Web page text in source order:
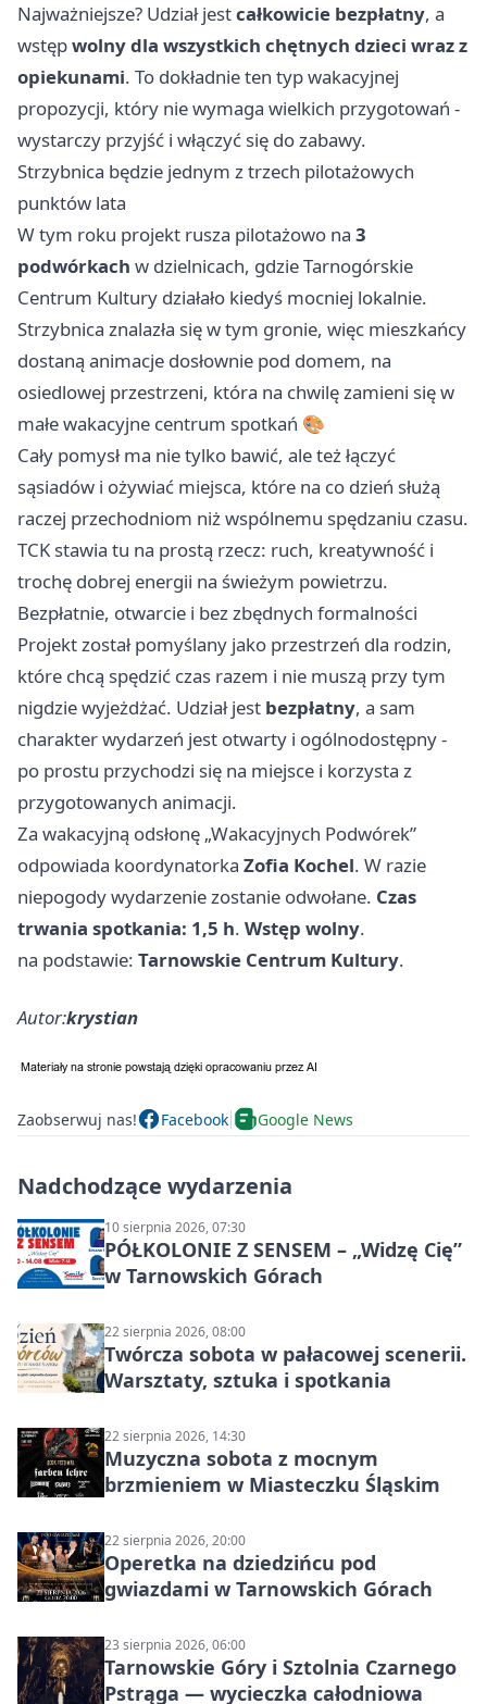
Najważniejsze? Udział jestcałkowicie bezpłatny, a
wstępwolny dla wszystkich chętnych dzieci wraz z
opiekunami. To dokładnie ten typ wakacyjnej
propozycji, który nie wymaga wielkich przygotowań -
wystarczy przyjść i włączyć się do zabawy.
Strzybnica będzie jednym z trzech pilotażowych
punktów lata
W tym roku projekt rusza pilotażowo na 3
podwórkach w dzielnicach, gdzie Tarnogórskie
Centrum Kultury działało kiedyś mocniej lokalnie.
Strzybnica znalazła się w tym gronie, więc mieszkańcy
dostaną animacje dosłownie pod domem, na
osiedlowej przestrzeni, która na chwilę zamieni się w
małe wakacyjne centrum spotkań 🎨
Cały pomysł ma nie tylko bawić, ale też łączyć
sąsiadów i ożywiać miejsca, które na co dzień służą
raczej przechodniom niż wspólnemu spędzaniu czasu.
TCK stawia tu na prostą rzecz: ruch, kreatywność i
trochę dobrej energii na świeżym powietrzu.
Bezpłatnie, otwarcie i bez zbędnych formalności
Projekt został pomyślany jako przestrzeń dla rodzin,
które chcą spędzić czas razem i nie muszą przy tym
nigdzie wyjeżdżać. Udział jest bezpłatny, a sam
charakter wydarzeń jest otwarty i ogólnodostępny -
po prostu przychodzi się na miejsce i korzysta z
przygotowanych animacji.
Za wakacyjną odsłonę „Wakacyjnych Podwórek”
odpowiada koordynatorka Zofia Kochel. W razie
niepogody wydarzenie zostanie odwołane. Czas
trwania spotkania: 1,5 h. Wstęp wolny.
na podstawie: Tarnowskie Centrum Kultury.
Autor:krystian
Zaobserwuj nas! Facebook Google News
Nadchodzące wydarzenia
10 sierpnia 2026, 07:30
PÓŁKOLONIE Z SENSEM – „Widzę Cię”
w Tarnowskich Górach
22 sierpnia 2026, 08:00
Twórcza sobota w pałacowej scenerii.
Warsztaty, sztuka i spotkania
22 sierpnia 2026, 14:30
Muzyczna sobota z mocnym
brzmieniem w Miasteczku Śląskim
22 sierpnia 2026, 20:00
Operetka na dziedzińcu pod
gwiazdami w Tarnowskich Górach
23 sierpnia 2026, 06:00
Tarnowskie Góry i Sztolnia Czarnego
Pstrąga — wycieczka całodniowa